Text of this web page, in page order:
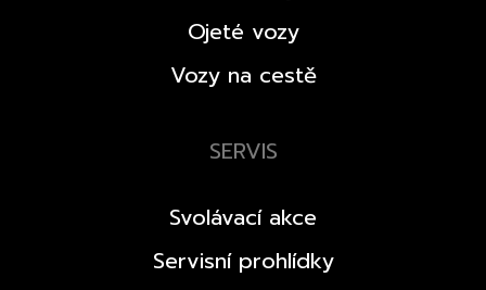
Ojeté vozy
Vozy na cestě
SERVIS
Svolávací akce
Servisní prohlídky